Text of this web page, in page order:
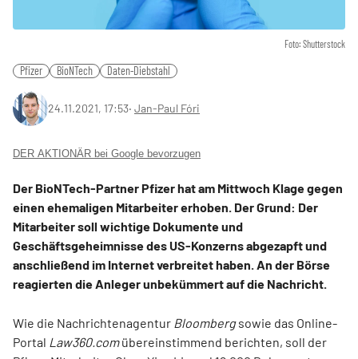
Foto: Shutterstock
Pfizer BioNTech Daten-Diebstahl
24.11.2021, 17:53‧ Jan-Paul Fóri
DER AKTIONÄR bei Google bevorzugen
Der BioNTech-Partner Pfizer hat am Mittwoch Klage gegen
einen ehemaligen Mitarbeiter erhoben. Der Grund: Der
Mitarbeiter soll wichtige Dokumente und
Geschäftsgeheimnisse des US-Konzerns abgezapft und
anschließend im Internet verbreitet haben. An der Börse
reagierten die Anleger unbekümmert auf die Nachricht.
Wie die Nachrichtenagentur Bloombergsowie das Online-
Portal Law360.comübereinstimmend berichten, soll der